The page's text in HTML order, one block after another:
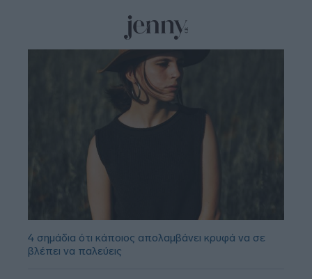
4 σημάδια ότι κάποιος απολαμβάνει κρυφά να σε
βλέπει να παλεύεις